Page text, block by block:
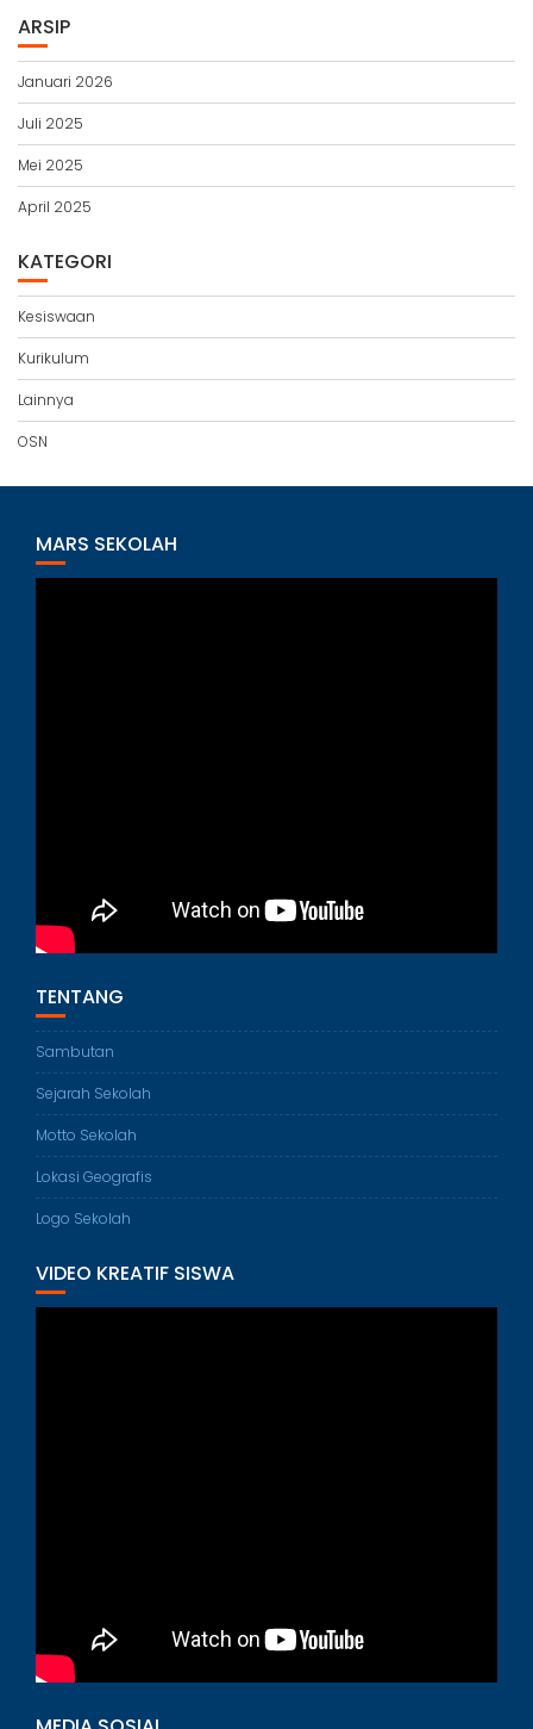
ARSIP
Januari 2026
Juli 2025
Mei 2025
April 2025
KATEGORI
Kesiswaan
Kurikulum
Lainnya
OSN
MARS SEKOLAH
TENTANG
Sambutan
Sejarah Sekolah
Motto Sekolah
Lokasi Geografis
Logo Sekolah
VIDEO KREATIF SISWA